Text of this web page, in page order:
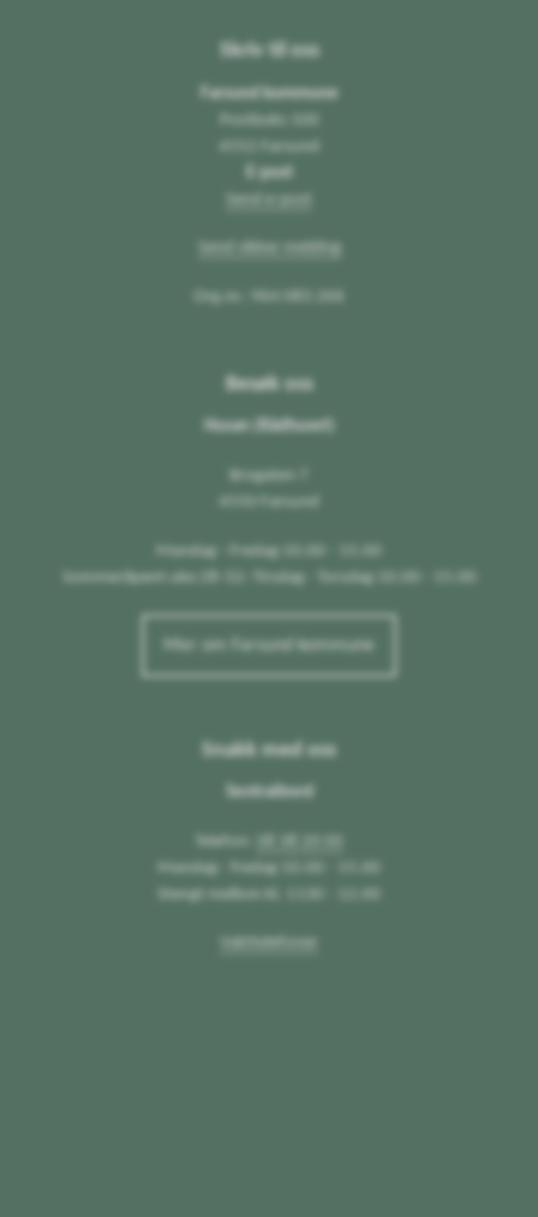
Skriv til oss
Farsund kommune
Postboks 100
4552 Farsund
E-post
Send e-post
Send sikker melding
Besøk oss
Husan (Rådhuset)
Brogaten 7
Mandag - Fredag 10.00 - 15.00
Sommeråpent uke 28-32: Tirsdag - Torsdag 10.00 - 15.00
Mer om Farsund kommune
Snakk med oss
Telefon:
Mandag - fredag 10.00 - 15.00
Stengt mellom kl. 1130 - 12.00